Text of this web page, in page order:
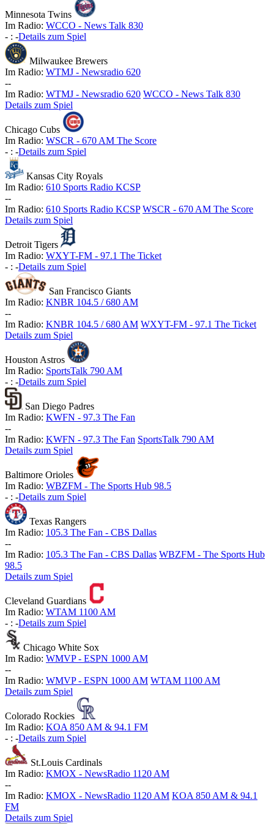
Minnesota Twins
Im Radio: WCCO - News Talk 830
- : -Details zum Spiel
Milwaukee Brewers
Im Radio: WTMJ - Newsradio 620
--
Im Radio: WTMJ - Newsradio 620 WCCO - News Talk 830
Details zum Spiel
Chicago Cubs
Im Radio: WSCR - 670 AM The Score
- : -Details zum Spiel
Kansas City Royals
Im Radio: 610 Sports Radio KCSP
--
Im Radio: 610 Sports Radio KCSP WSCR - 670 AM The Score
Details zum Spiel
Detroit Tigers
Im Radio: WXYT-FM - 97.1 The Ticket
- : -Details zum Spiel
San Francisco Giants
Im Radio: KNBR 104.5 / 680 AM
--
Im Radio: KNBR 104.5 / 680 AM WXYT-FM - 97.1 The Ticket
Details zum Spiel
Houston Astros
Im Radio: SportsTalk 790 AM
- : -Details zum Spiel
San Diego Padres
Im Radio: KWFN - 97.3 The Fan
--
Im Radio: KWFN - 97.3 The Fan SportsTalk 790 AM
Details zum Spiel
Baltimore Orioles
Im Radio: WBZFM - The Sports Hub 98.5
- : -Details zum Spiel
Texas Rangers
Im Radio: 105.3 The Fan - CBS Dallas
--
Im Radio: 105.3 The Fan - CBS Dallas WBZFM - The Sports Hub
98.5
Details zum Spiel
Cleveland Guardians
Im Radio: WTAM 1100 AM
- : -Details zum Spiel
Chicago White Sox
Im Radio: WMVP - ESPN 1000 AM
--
Im Radio: WMVP - ESPN 1000 AM WTAM 1100 AM
Details zum Spiel
Colorado Rockies
Im Radio: KOA 850 AM & 94.1 FM
- : -Details zum Spiel
St.Louis Cardinals
Im Radio: KMOX - NewsRadio 1120 AM
--
Im Radio: KMOX - NewsRadio 1120 AM KOA 850 AM & 94.1
FM
Details zum Spiel